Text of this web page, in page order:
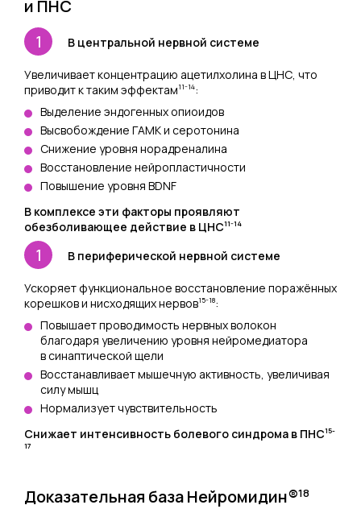
и ПНС
В центральной нервной системе
Увеличивает концентрацию ацетилхолина в ЦНС, что
приводит к таким эффектам11-14:
Выделение эндогенных опиоидов
Высвобождение ГАМК и серотонина
Снижение уровня норадреналина
Восстановление нейропластичности
Повышение уровня BDNF
В комплексе эти факторы проявляют
обезболивающее действие в ЦНС11-14
В периферической нервной системе
Ускоряет функциональное восстановление поражённых
корешков и нисходящих нервов15-18:
Повышает проводимость нервных волокон
благодаря увеличению уровня нейромедиатора
в синаптической щели
Восстанавливает мышечную активность, увеличивая
силу мышц
Нормализует чувствительность
Снижает интенсивность болевого синдрома в ПНС15-
17
Доказательная база Нейромидин®18